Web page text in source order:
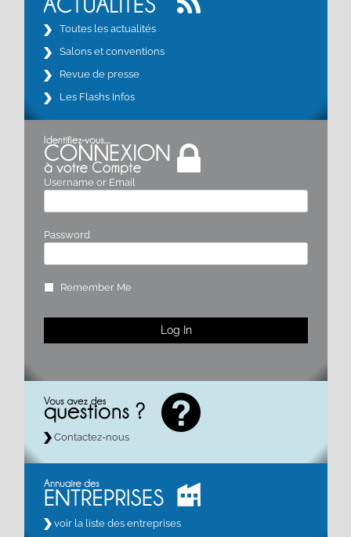
Toutes les actualités
Salons et conventions
Revue de presse
Les Flashs Infos
Username or Email
Password
Remember Me
Contactez-nous
voir la liste des entreprises